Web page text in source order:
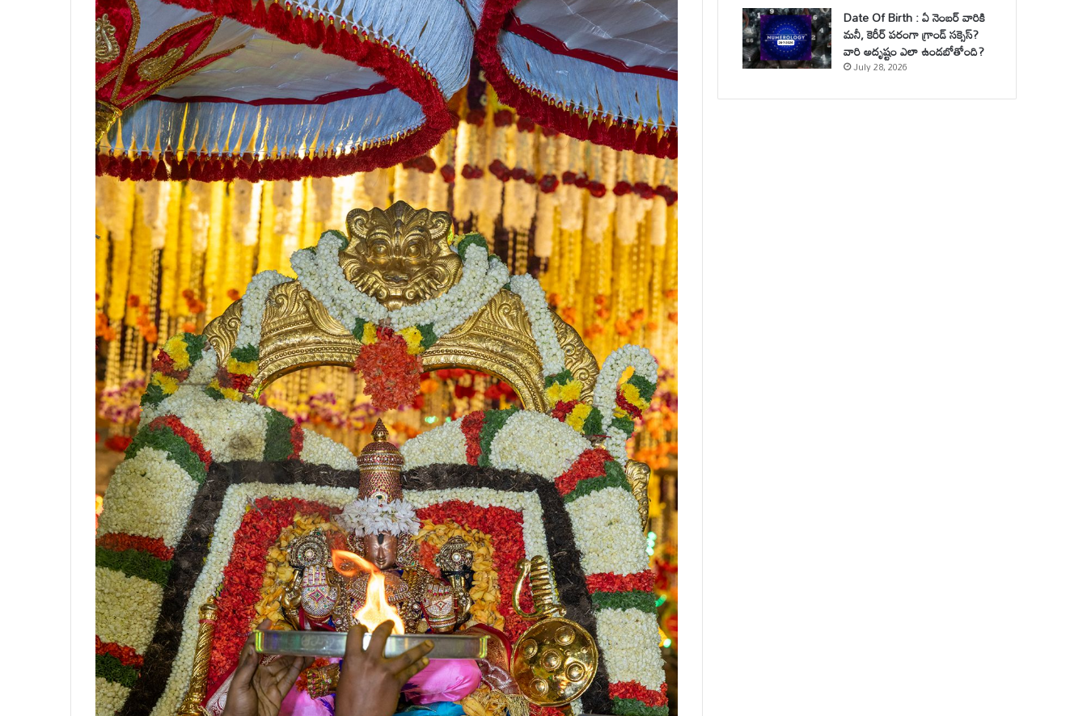
Date Of Birth : ఏ నెంబర్ వారికి
మనీ, కెరీర్ పరంగా గ్రాండ్ సక్సెస్?
వారి అదృష్టం ఎలా ఉండబోతోంది?
July 28, 2026